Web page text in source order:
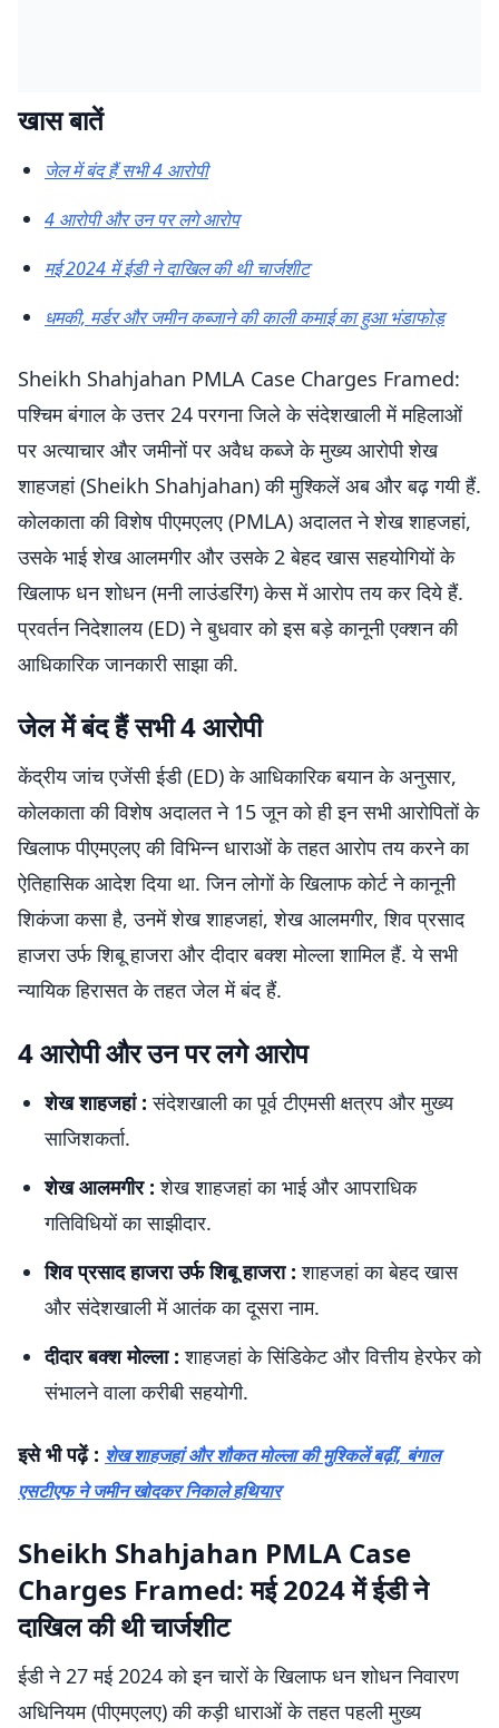
खास बातें
जेल में बंद हैं सभी 4 आरोपी
4 आरोपी और उन पर लगे आरोप
मई 2024 में ईडी ने दाखिल की थी चार्जशीट
धमकी, मर्डर और जमीन कब्जाने की काली कमाई का हुआ भंडाफोड़
Sheikh Shahjahan PMLA Case Charges Framed:
पश्चिम बंगाल के उत्तर 24 परगना जिले के संदेशखाली में महिलाओं
पर अत्याचार और जमीनों पर अवैध कब्जे के मुख्य आरोपी शेख
शाहजहां (Sheikh Shahjahan) की मुश्किलें अब और बढ़ गयी हैं.
कोलकाता की विशेष पीएमएलए (PMLA) अदालत ने शेख शाहजहां,
उसके भाई शेख आलमगीर और उसके 2 बेहद खास सहयोगियों के
खिलाफ धन शोधन (मनी लाउंडरिंग) केस में आरोप तय कर दिये हैं.
प्रवर्तन निदेशालय (ED) ने बुधवार को इस बड़े कानूनी एक्शन की
आधिकारिक जानकारी साझा की.
जेल में बंद हैं सभी 4 आरोपी
केंद्रीय जांच एजेंसी ईडी (ED) के आधिकारिक बयान के अनुसार,
कोलकाता की विशेष अदालत ने 15 जून को ही इन सभी आरोपितों के
खिलाफ पीएमएलए की विभिन्न धाराओं के तहत आरोप तय करने का
ऐतिहासिक आदेश दिया था. जिन लोगों के खिलाफ कोर्ट ने कानूनी
शिकंजा कसा है, उनमें शेख शाहजहां, शेख आलमगीर, शिव प्रसाद
हाजरा उर्फ शिबू हाजरा और दीदार बक्श मोल्ला शामिल हैं. ये सभी
न्यायिक हिरासत के तहत जेल में बंद हैं.
4 आरोपी और उन पर लगे आरोप
शेख शाहजहां :संदेशखाली का पूर्व टीएमसी क्षत्रप और मुख्य
साजिशकर्ता.
शेख आलमगीर :शेख शाहजहां का भाई और आपराधिक
गतिविधियों का साझीदार.
शिव प्रसाद हाजरा उर्फ शिबू हाजरा :शाहजहां का बेहद खास
और संदेशखाली में आतंक का दूसरा नाम.
दीदार बक्श मोल्ला :शाहजहां के सिंडिकेट और वित्तीय हेरफेर को
संभालने वाला करीबी सहयोगी.
इसे भी पढ़ें : शेख शाहजहां और शौकत मोल्ला की मुश्किलें बढ़ीं, बंगाल
एसटीएफ ने जमीन खोदकर निकाले हथियार
Sheikh Shahjahan PMLA Case
Charges Framed: मई 2024 में ईडी ने
दाखिल की थी चार्जशीट
ईडी ने 27 मई 2024 को इन चारों के खिलाफ धन शोधन निवारण
अधिनियम (पीएमएलए) की कड़ी धाराओं के तहत पहली मुख्य